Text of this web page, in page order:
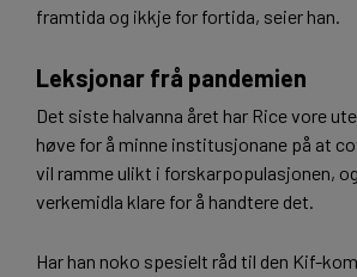
framtida og ikkje for fortida, seier han.
Leksjonar frå pandemien
Det siste halvanna året har Rice vore
høve for å minne institusjonane på at
vil ramme ulikt i forskarpopulasjonen,
verkemidla klare for å handtere det.
Har han noko spesielt råd til den Kif-